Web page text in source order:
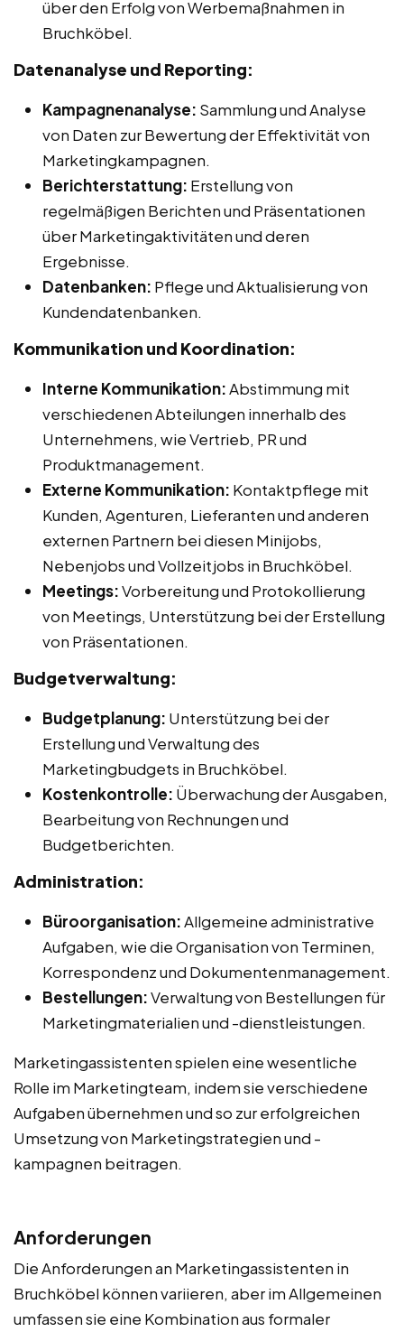
über den Erfolg von Werbemaßnahmen in
Bruchköbel.
Datenanalyse und Reporting:
Kampagnenanalyse: Sammlung und Analyse
von Daten zur Bewertung der Effektivität von
Marketingkampagnen.
Berichterstattung: Erstellung von
regelmäßigen Berichten und Präsentationen
über Marketingaktivitäten und deren
Ergebnisse.
Datenbanken: Pflege und Aktualisierung von
Kundendatenbanken.
Kommunikation und Koordination:
Interne Kommunikation:Abstimmung mit
verschiedenen Abteilungen innerhalb des
Unternehmens, wie Vertrieb, PR und
Produktmanagement.
Externe Kommunikation: Kontaktpflege mit
Kunden, Agenturen, Lieferanten und anderen
externen Partnern bei diesen Minijobs,
Nebenjobs und Vollzeitjobs in Bruchköbel.
Meetings:Vorbereitung und Protokollierung
von Meetings, Unterstützung bei der Erstellung
von Präsentationen.
Budgetverwaltung:
Budgetplanung: Unterstützung bei der
Erstellung und Verwaltung des
Marketingbudgets in Bruchköbel.
Kostenkontrolle: Überwachung der Ausgaben,
Bearbeitung von Rechnungen und
Budgetberichten.
Administration:
Büroorganisation:Allgemeine administrative
Aufgaben, wie die Organisation von Terminen,
Korrespondenz und Dokumentenmanagement.
Bestellungen:Verwaltung von Bestellungen für
Marketingmaterialien und -dienstleistungen.
Marketingassistenten spielen eine wesentliche
Rolle im Marketingteam, indem sie verschiedene
Aufgaben übernehmen und so zur erfolgreichen
Umsetzung von Marketingstrategien und -
kampagnen beitragen.
Anforderungen
Die Anforderungen an Marketingassistenten in
Bruchköbel können variieren, aber im Allgemeinen
umfassen sie eine Kombination aus formaler